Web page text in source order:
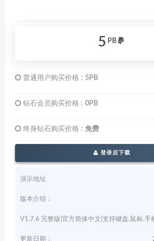
5 PB
普通用户购买价格 : 5PB
钻石会员购买价格 : 0PB
终身钻石购买价格 : 免费
登录后下载
演示地址
版本介绍：
V1.7.6 完整版|官方简体中文|支持键盘.鼠标.手
更新日期：